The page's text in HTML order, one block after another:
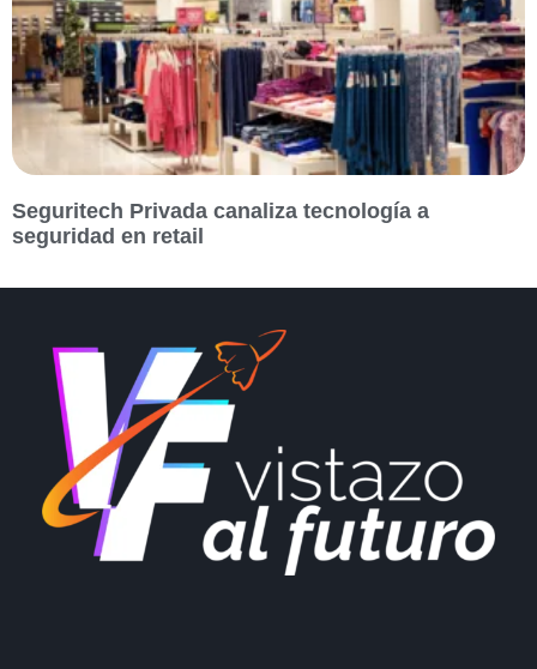
Seguritech Privada canaliza tecnología a
seguridad en retail